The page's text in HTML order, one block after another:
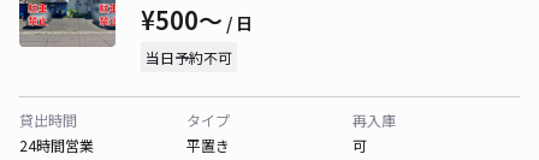
¥500〜 / 日
当日予約不可
貸出時間
24時間営業
タイプ
平置き
再入庫
可